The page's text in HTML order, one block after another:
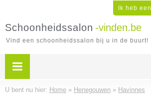
Ik heb een
Schoonheidssalon -vinden.be
Vind een schoonheidssalon bij u in de buurt!
U bent nu hier: Home » Henegouwen » Havinnes